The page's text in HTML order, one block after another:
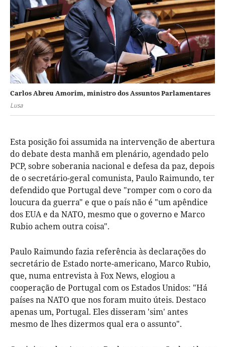
Carlos Abreu Amorim, ministro dos Assuntos Parlamentares
Lusa
Esta posição foi assumida na intervenção de abertura
do debate desta manhã em plenário, agendado pelo
PCP, sobre soberania nacional e defesa da paz, depois
de o secretário-geral comunista, Paulo Raimundo, ter
defendido que Portugal deve "romper com o coro da
loucura da guerra" e que o país não é "um apêndice
dos EUA e da NATO, mesmo que o governo e Marco
Rubio achem outra coisa".
Paulo Raimundo fazia referência às declarações do
secretário de Estado norte-americano, Marco Rubio,
que, numa entrevista à Fox News, elogiou a
cooperação de Portugal com os Estados Unidos: "Há
países na NATO que nos foram muito úteis. Destaco
apenas um, Portugal. Eles disseram 'sim' antes
mesmo de lhes dizermos qual era o assunto".